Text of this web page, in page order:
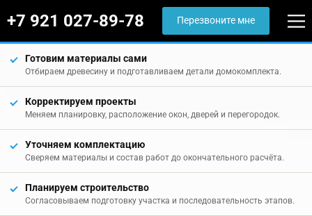
+7 921 027-89-78 Перезвоните мне
Готовим материалы сами
Отбираем древесину и подготавливаем детали домокомплекта.
Корректируем проекты
Меняем планировку, расположение окон, дверей и перегородок.
Уточняем комплектацию
Сверяем материалы и состав работ до окончательного расчёта.
Планируем строительство
Согласовываем подготовку участка и последовательность этапов.